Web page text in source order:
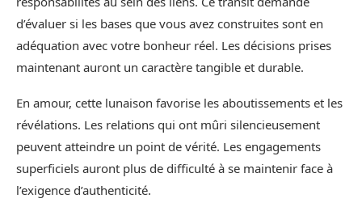
d’évaluer si les bases que vous avez construites sont en
adéquation avec votre bonheur réel. Les décisions prises
maintenant auront un caractère tangible et durable.
En amour, cette lunaison favorise les aboutissements et les
révélations. Les relations qui ont mûri silencieusement
peuvent atteindre un point de vérité. Les engagements
superficiels auront plus de difficulté à se maintenir face à
l’exigence d’authenticité.